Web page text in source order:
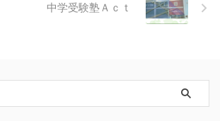
中学受験塾Ａｃｔ